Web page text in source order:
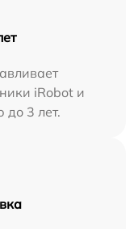
iRobot и
до 3 лет.